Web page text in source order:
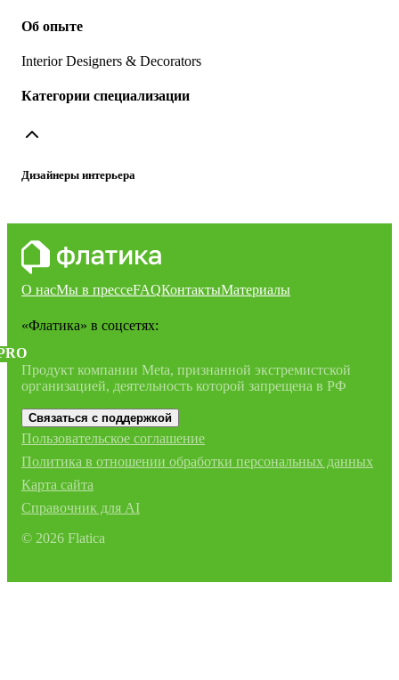
Об опыте
Interior Designers & Decorators
Категории специализации
Дизайнеры интерьера
О насМы в прессеFAQКонтактыМатериалы
«Флатика» в соцсетях:
Продукт компании Meta, признанной экстремистской
организацией, деятельность которой запрещена в РФ
Связаться с поддержкой
Пользовательское соглашение
Политика в отношении обработки персональных данных
Карта сайта
Справочник для AI
© 2026 Flatica